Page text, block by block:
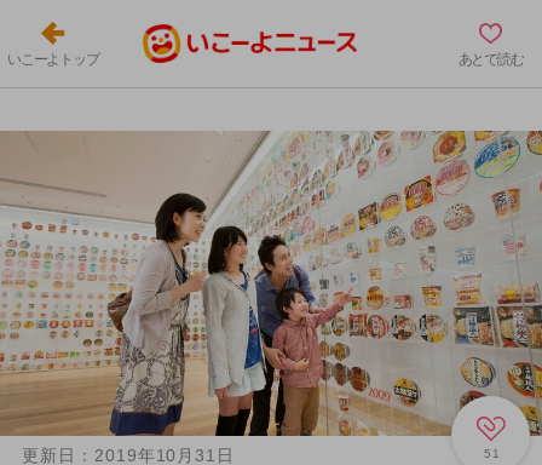
いこーよトップ あとで読む
51
更新日： 2019年10月31日